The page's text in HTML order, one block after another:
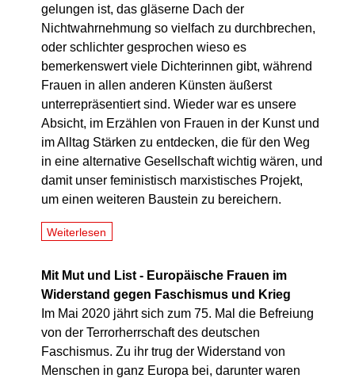
gelungen ist, das gläserne Dach der
Nichtwahrnehmung so vielfach zu durchbrechen,
oder schlichter gesprochen wieso es
bemerkenswert viele Dichterinnen gibt, während
Frauen in allen anderen Künsten äußerst
unterrepräsentiert sind. Wieder war es unsere
Absicht, im Erzählen von Frauen in der Kunst und
im Alltag Stärken zu entdecken, die für den Weg
in eine alternative Gesellschaft wichtig wären, und
damit unser feministisch marxistisches Projekt,
um einen weiteren Baustein zu bereichern.
Weiterlesen
Mit Mut und List - Europäische Frauen im
Widerstand gegen Faschismus und Krieg
Im Mai 2020 jährt sich zum 75. Mal die Befreiung
von der Terrorherrschaft des deutschen
Faschismus. Zu ihr trug der Widerstand von
Menschen in ganz Europa bei, darunter waren